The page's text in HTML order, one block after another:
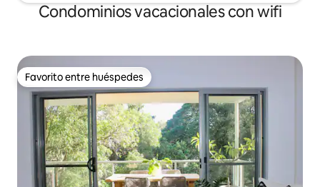
Condominios vacacionales con wifi
Favorito entre huéspedes
Favorito entre huéspedes